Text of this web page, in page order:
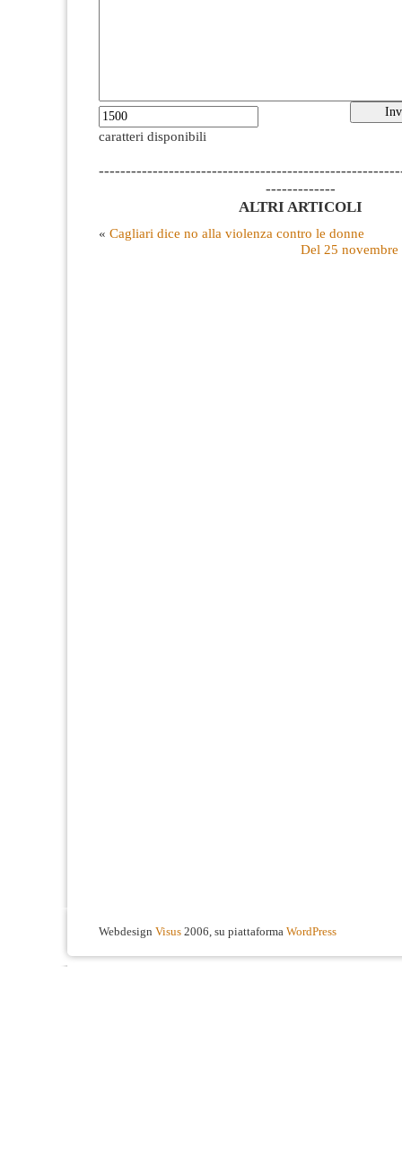
caratteri disponibili
-------------
ALTRI ARTICOLI
« Cagliari dice no alla violenza contro le donne
Del 25
Webdesign Visus 2006, su piattaforma WordPress